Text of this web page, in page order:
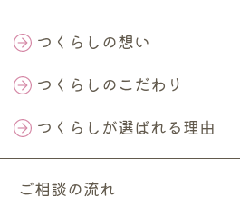
つくらしの想い
つくらしのこだわり
つくらしが選ばれる理由
ご相談の流れ